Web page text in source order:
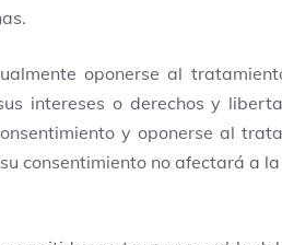
oponerse al
intereses o derechos y
y oponerse al
consentimiento no afectará a